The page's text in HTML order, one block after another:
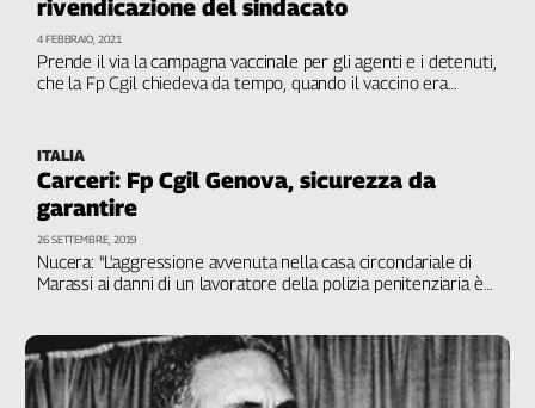
rivendicazione del sindacato
Prende il via la campagna vaccinale per gli agenti e i detenuti,
che la Fp Cgil chiedeva da tempo, quando il vaccino era
4 FEBBRAIO, 2021
ITALIA
Carceri: Fp Cgil Genova, sicurezza da
garantire
Nucera: "L'aggressione avvenuta nella casa circondariale di
Marassi ai danni di un lavoratore della polizia penitenziaria è
numero di detenuti"
26 SETTEMBRE, 2019